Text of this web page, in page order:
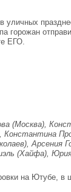
уличных
горожан
ЕГО.
(Москва),
Арсения
(Хайфа),
на Ютубе, в